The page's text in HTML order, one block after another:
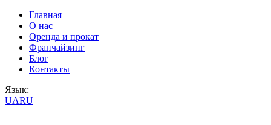
Главная
О нас
Оренда и прокат
Франчайзинг
Блог
Контакты
Язык:
UARU